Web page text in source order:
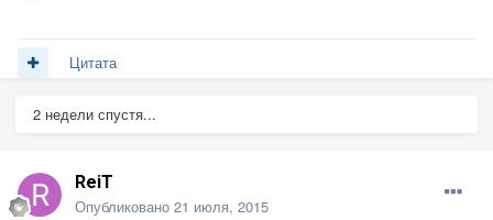
Цитата
2 недели спустя...
ReiT
Опубликовано 21 июля, 2015